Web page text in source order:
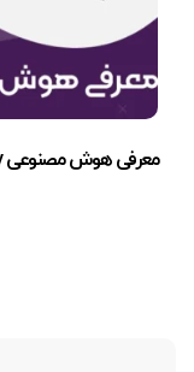
معرفی هوش مصنوعی Bixby + بررسی 6 قابلیت آن